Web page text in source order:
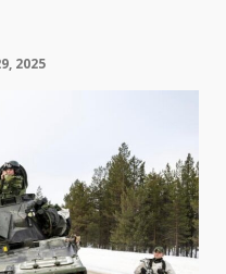
2025